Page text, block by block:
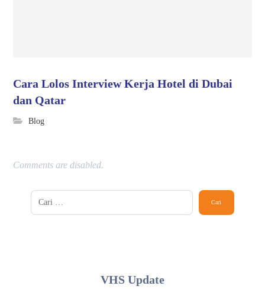
Cara Lolos Interview Kerja Hotel di Dubai
dan Qatar
Blog
Comments are disabled.
VHS Update